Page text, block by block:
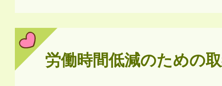
労働時間低減のための